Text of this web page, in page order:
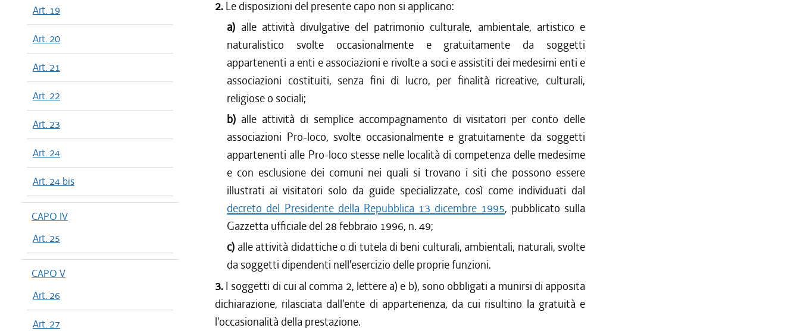
Art. 19
Art. 20
Art. 21
Art. 22
Art. 23
Art. 24
Art. 24 bis
CAPO IV
Art. 25
CAPO V
Art. 26
Art. 27
dal 06/08/2009 al 31/12/2009
dal 16/07/2009 al 05/08/2009
dal 11/06/2009 al 15/07/2009
dal 30/04/2009 al 10/06/2009
dal 01/01/2009 al 29/04/2009
dal 13/12/2008 al 31/12/2008
dal 01/01/2008 al 26/11/2008
dal 03/05/2007 al 31/12/2007
dal 21/12/2006 al 02/05/2007
dal 01/01/2006 al 20/12/2006
dal 10/12/2005 al 31/12/2005
dal 06/09/2005 al 09/12/2005
dal 01/01/2005 al 05/09/2005
dal 27/12/2003 al 23/06/2004
dal 05/05/2003 al 26/12/2003
dal 28/08/2002 al 04/05/2003
dal 31/05/2002 al 27/08/2002
dal 02/02/2002 al 30/05/2002
2. Le disposizioni del presente capo non si applicano:
a) alle attività divulgative del patrimonio culturale, ambientale, artistico e
naturalistico svolte occasionalmente e gratuitamente da soggetti
appartenenti a enti e associazioni e rivolte a soci e assistiti dei medesimi enti e
associazioni costituiti, senza fini di lucro, per finalità ricreative, culturali,
religiose o sociali;
b) alle attività di semplice accompagnamento di visitatori per conto delle
associazioni Pro-loco, svolte occasionalmente e gratuitamente da soggetti
appartenenti alle Pro-loco stesse nelle località di competenza delle medesime
e con esclusione dei comuni nei quali si trovano i siti che possono essere
illustrati ai visitatori solo da guide specializzate, così come individuati dal
decreto del Presidente della Repubblica 13 dicembre 1995, pubblicato sulla
Gazzetta ufficiale del 28 febbraio 1996, n. 49;
c) alle attività didattiche o di tutela di beni culturali, ambientali, naturali, svolte
da soggetti dipendenti nell'esercizio delle proprie funzioni.
3. I soggetti di cui al comma 2, lettere a) e b), sono obbligati a munirsi di apposita
dichiarazione, rilasciata dall'ente di appartenenza, da cui risultino la gratuità e
l'occasionalità della prestazione.